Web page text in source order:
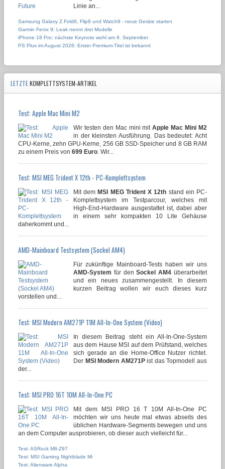
Linie an...
Samsung Galaxy Z Fold8, Flip8 und Watch9 - neue Geräte starten
Garmin Fenix 9: Leak nennt drei Modelle
iPhone 18 Pro: nächste Keynote wohl am 9. September
PS Plus im August 2026: Erster Premium-Titel ist bekannt
LETZTEKOMPLETTSYSTEM-ARTIKEL
Test: Apple Mac Mini M2
Wir testen den Mac mini mitApple Mac Mini M2
in der kleinsten Ausführung. Das bedeutet: Acht
CPU-Kerne, zehn GPU-Kerne, 256 GB SSD-Speicher und 8 GB RAM
zu einem Preis von 699 Euro . Wir...
Test: MSI MEG Trident X 12th - PC-Komplettsystem
Mit demMSI MEG Trident X 12th stand ein PC-
Komplettsystem im Testparcour, welches mit
High-End-Hardware ausgestattet ist, dabei aber
in einem sehr kompakten 10 Lite Gehäuse
daherkommt und...
AMD-Mainboard Testsystem (Sockel AM4)
Für zukünftige Mainboard-Tests haben wir uns
AMD-System für denSockel AM4 überarbeitet
und ein neues zusammengestellt. In diesem
kurzen Beitrag wollen wir euch dieses kurz
vorstellen und...
Test: MSI Modern AM271P 11M All-In-One System (Video)
In diesem Beitrag steht ein All-In-One-System
aus dem Hause MSI auf dem Prüfstand, welches
sich gerade an die Home-Office Nutzer richtet.
Der MSI Modern AM271Pist das Topmodell aus
der...
Test: MSI PRO 16T 10M All-In-One PC
Mit dem MSI PRO 16 T 10M All-In-One PC
möchten wir uns heute mal etwas abseits des
üblichen Hardware-Segments bewegen und uns
an dem Computer ausprobieren, ob dieser auch vielleicht für...
Test: ASRock M8-Z97
Test: MSI Gaming Nightblade Mi
Test: Alienware Alpha